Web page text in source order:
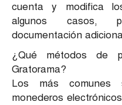
cuenta y modifica
algunos casos,
documentación
¿Qué métodos de
Gratorama?
Los más comunes
monederos